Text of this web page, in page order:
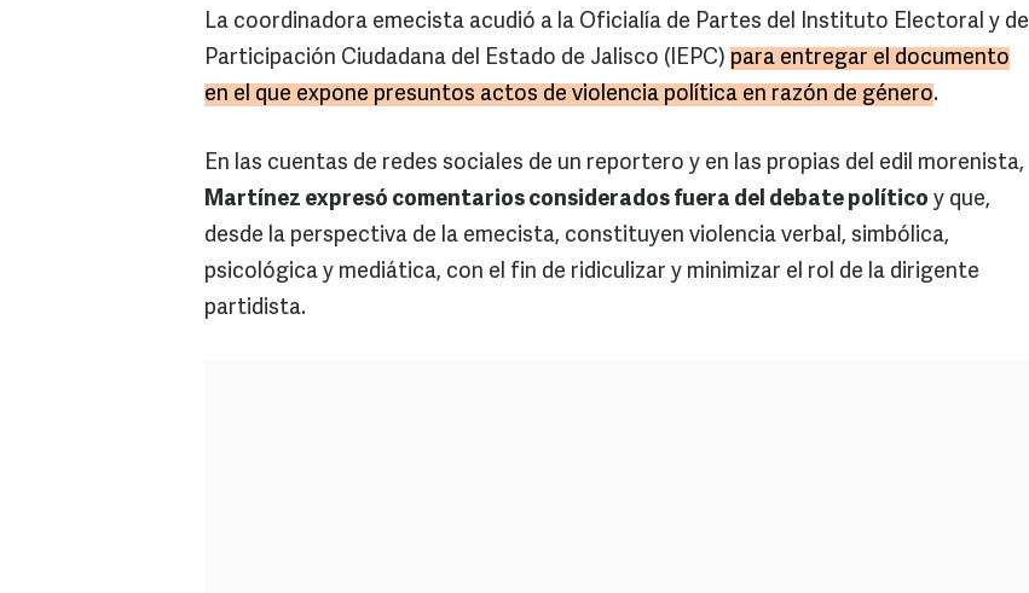
La coordinadora emecista acudió a la Oficialía de Partes del Instituto Electoral y de
Participación Ciudadana del Estado de Jalisco (IEPC) para entregar el documento
en el que expone presuntos actos de violencia política en razón de género.
En las cuentas de redes sociales de un reportero y en las propias del edil morenista,
Martínez expresó comentarios considerados fuera del debate político y que,
desde la perspectiva de la emecista, constituyen violencia verbal, simbólica,
psicológica y mediática, con el fin de ridiculizar y minimizar el rol de la dirigente
partidista.